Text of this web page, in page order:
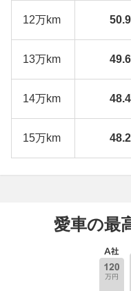
12万km
13万km
14万km
15万km
愛車の最